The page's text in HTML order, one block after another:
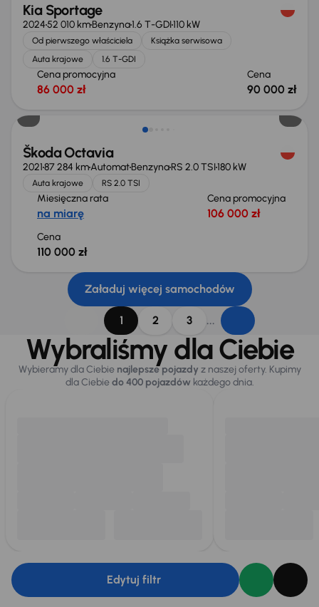
Kia Sportage
202452 010 kmBenzyna1.6 T-GDI110 kW
Od pierwszego właściciela
Książka serwisowa
Auta krajowe
1.6 T-GDI
Cena promocyjna
86 000 zł
Cena
90 000 zł
Škoda Octavia
202187 284 kmAutomatBenzynaRS 2.0 TSI180 kW
Auta krajowe RS 2.0 TSI
Miesięczna rata
na miarę
Cena promocyjna
106 000 zł
Cena
110 000 zł
Załaduj więcej samochodów
1 2 3 ...
Wybraliśmy dla Ciebie
Wybieramy dla Ciebie najlepsze pojazdy z naszej oferty. Kupimy
dla Ciebiedo 400 pojazdówkażdego dnia.
Edytuj filtr